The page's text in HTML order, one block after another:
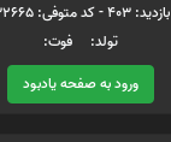
بازدید: 403 - کد متوفی: 32665
تولد: فوت:
ورود به صفحه یادبود